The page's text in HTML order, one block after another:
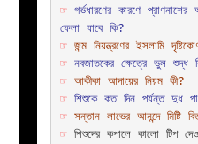
☞ গর্ভধারণের কারণে
ফেলা যাবে কি?
☞ জন্ম নিয়ন্ত্রণের ইসলামি
☞ নবজাতকের ক্ষেত্রে ভুল-শুদ্ধ
☞ আকীকা আদায়ের নিয়ম কী?
☞ শিশুকে কত দিন পর্যন্ত দুধ
☞ সন্তান লাভের আনন্দে মিষ্টি
☞ শিশুদের কপালে কালো টিপ